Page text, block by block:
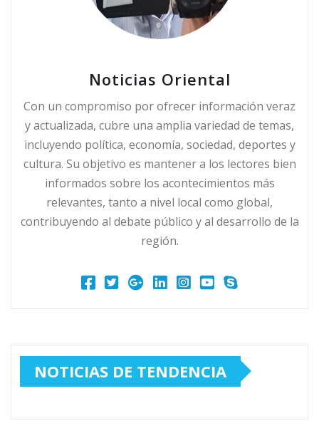
Noticias Oriental
Con un compromiso por ofrecer información veraz
y actualizada, cubre una amplia variedad de temas,
incluyendo política, economía, sociedad, deportes y
cultura. Su objetivo es mantener a los lectores bien
informados sobre los acontecimientos más
relevantes, tanto a nivel local como global,
contribuyendo al debate público y al desarrollo de la
región.
NOTICIAS DE TENDENCIA